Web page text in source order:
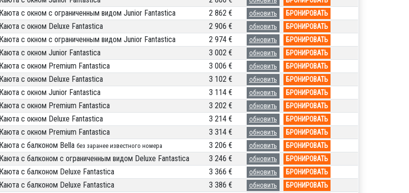
Каюта с окном с ограниченным видом Junior Fantastica 2 862 € обновить БРОНИРОВАТЬ
Каюта с окном Deluxe Fantastica 2 906 € обновить БРОНИРОВАТЬ
Каюта с окном с ограниченным видом Junior Fantastica 2 974 € обновить БРОНИРОВАТЬ
Каюта с окном Junior Fantastica 3 002 € обновить БРОНИРОВАТЬ
Каюта с окном Premium Fantastica 3 006 € обновить БРОНИРОВАТЬ
Каюта с окном Deluxe Fantastica 3 102 € обновить БРОНИРОВАТЬ
Каюта с окном Junior Fantastica 3 114 € обновить БРОНИРОВАТЬ
Каюта с окном Premium Fantastica 3 202 € обновить БРОНИРОВАТЬ
Каюта с окном Deluxe Fantastica 3 214 € обновить БРОНИРОВАТЬ
Каюта с окном Premium Fantastica 3 314 € обновить БРОНИРОВАТЬ
Каюта с балконом Bella без заранее известного номера 3 206 € обновить БРОНИРОВАТЬ
Каюта с балконом c ограниченным видом Deluxe Fantastica 3 246 € обновить БРОНИРОВАТЬ
Каюта с балконом Deluxe Fantastica 3 366 € обновить БРОНИРОВАТЬ
Каюта с балконом Deluxe Fantastica 3 386 € обновить БРОНИРОВАТЬ